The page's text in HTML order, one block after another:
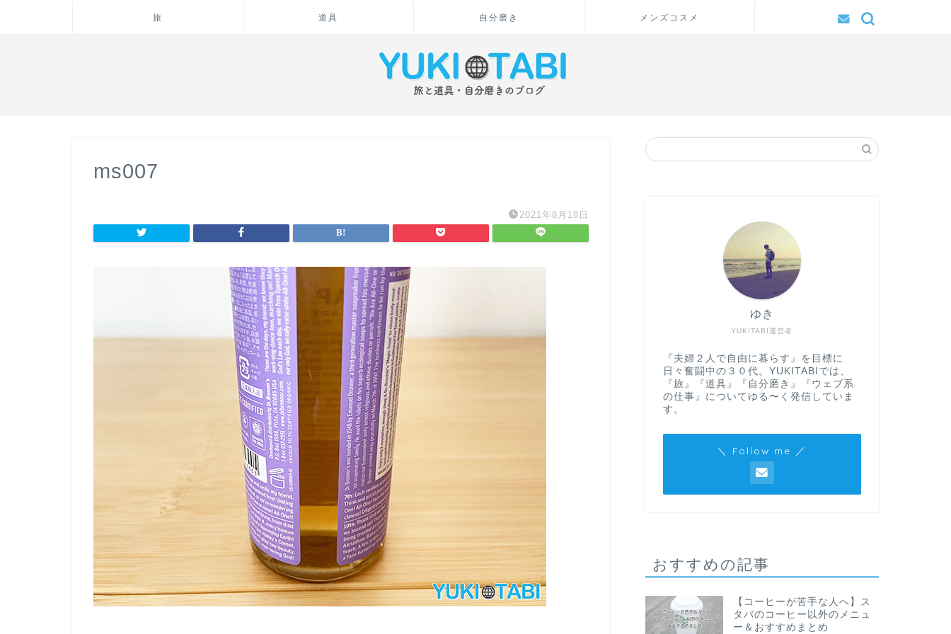
旅 道具 自分磨き メンズコスメ
ms007
2021年8月18日
YUKITABI運営者
ゆき
『夫婦２人で自由に暮らす』を目標に
日々奮闘中の３０代。YUKITABIでは、
『旅』『道具』『自分磨き』『ウェブ系
の仕事』についてゆる〜く発信していま
す。
＼ Follow me ／
おすすめの記事
【コーヒーが苦手な人へ】ス
タバのコーヒー以外のメニュ
ー＆おすすめまとめ